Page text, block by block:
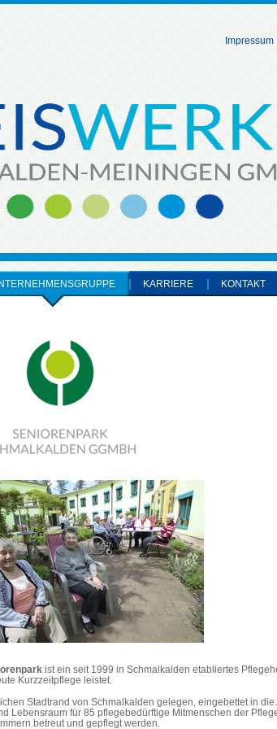
Impressum
KARRIERE KONTAKT
ist ein seit 1999 in Schmalkalden etabliertes
Kurzzeitpflege leistet.
Stadtrand von Schmalkalden gelegen, eingebettet in
Lebensraum für 85 pflegebedürftige Mitmenschen der
betreut und gepflegt werden.